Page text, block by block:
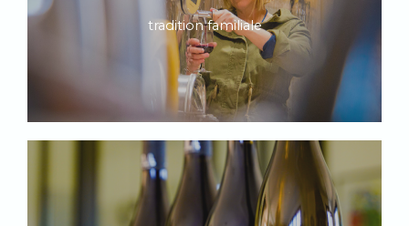
tradition familiale